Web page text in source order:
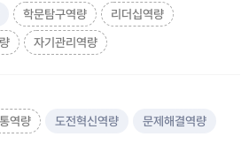
학문탐구역량
리더십역량
자기관리역량
역량 도전혁신역량 문제해결역량